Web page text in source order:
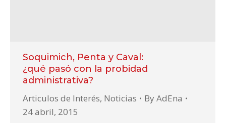
Soquimich, Penta y Caval:
¿qué pasó con la probidad
administrativa?
Articulos de Interés, Noticias ByAdEna
24 abril, 2015